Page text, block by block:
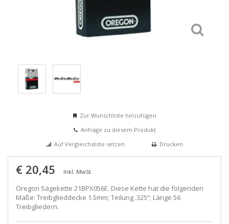
Zur Wunschliste hinzufügen
Anfrage zu diesem Produkt
Auf Vergleichsliste setzen
Drucken
€ 20,45 Inkl. MwSt.
Oregon Sägekette 21BPX056E. Diese Kette hat die folgenden
Maße: Treibglieddecke 1.5mm; Teilung .325“; Länge 56
Treibgliedern.